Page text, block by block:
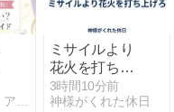
ドラマ、映画、アニメを動画で楽しむライフスタイル
ミサイルより
花火を打ち上
げろ
3時間10分前
神様がくれた休日